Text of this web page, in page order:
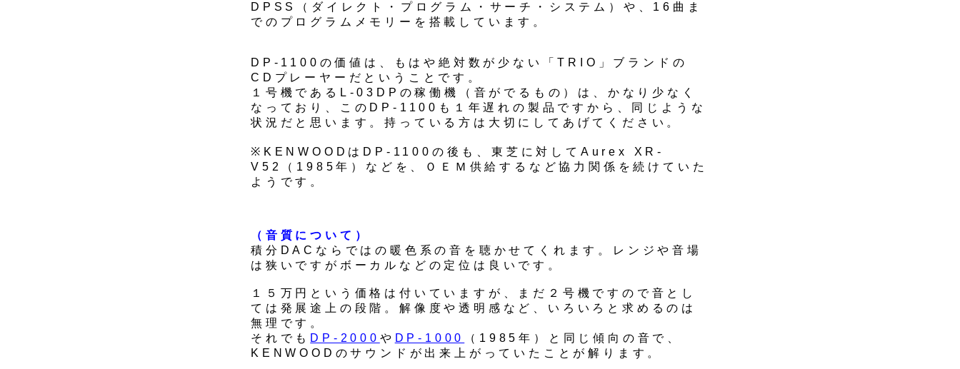
DPSS（ダイレクト・プログラム・サーチ・システム）や、16曲ま
でのプログラムメモリーを搭載しています。
DP-1100の価値は、もはや絶対数が少ない「TRIO」ブランドの
CDプレーヤーだということです。
１号機であるL-03DPの稼働機（音がでるもの）は、かなり少なく
なっており、このDP-1100も１年遅れの製品ですから、同じような
状況だと思います。持っている方は大切にしてあげてください。
※KENWOODはDP-1100の後も、東芝に対してAurex XR-
V52（1985年）などを、ＯＥＭ供給するなど協力関係を続けていた
ようです。
（音質について）
積分DACならではの暖色系の音を聴かせてくれます。レンジや音場
は狭いですがボーカルなどの定位は良いです。
１５万円という価格は付いていますが、まだ２号機ですので音とし
ては発展途上の段階。解像度や透明感など、いろいろと求めるのは
無理です。
それでも DP-2000 や DP-1000
（1985年）と同じ傾向の音で、
KENWOODのサウンドが出来上がっていたことが解ります。